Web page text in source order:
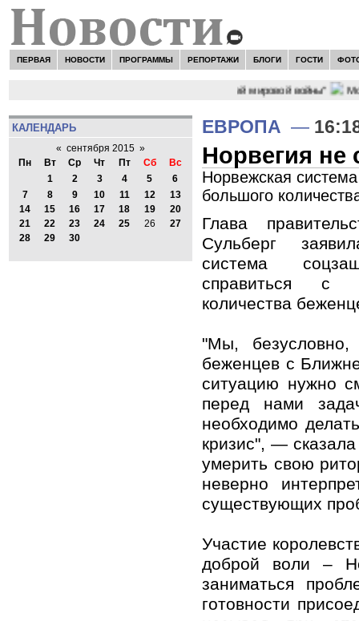
ПЕРВАЯ НОВОСТИ ПРОГРАММЫ РЕПОРТАЖИ БЛОГИ ГОСТИ
как никогда близко стоит к угрозе третьей мировой войны"
КАЛЕНДАРЬ
« сентября 2015 »
Пн
Вт Ср Чт Пт Сб
Вс
1
2 3 4 5
6
7
8 9 10 11 12
13
14
15 16 17 18 19
20
21
22 23 24 25 26
27
28
29 30
ЕВРОПА —
Норвегия не
Норвежская
большого
Глава
Сульберг
система
справиться с
количества
"Мы, безусловно,
беженцев с
ситуацию нужно
перед нами
необходимо
кризис", —
умерить свою
неверно
существующих
Участие
доброй воли –
заниматься
готовности